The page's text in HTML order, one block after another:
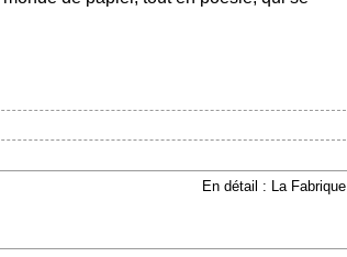
En détail : La Fabrique